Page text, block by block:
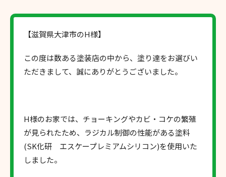
【滋賀県大津市のH様】
この度は数ある塗装店の中から、塗り達をお選びい
ただきまして、誠にありがとうございました。
H様のお家では、チョーキングやカビ・コケの繁殖
が見られたため、ラジカル制御の性能がある塗料
(SK化研 エスケープレミアムシリコン)を使用いた
しました。